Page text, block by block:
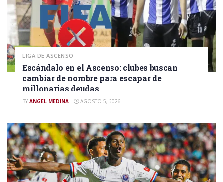
LIGA DE ASCENSO
Escándalo en el Ascenso: clubes buscan
cambiar de nombre para escapar de
millonarias deudas
BY ANGEL MEDINA AGOSTO 5, 2026